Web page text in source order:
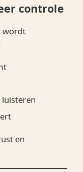
controle
wordt
en